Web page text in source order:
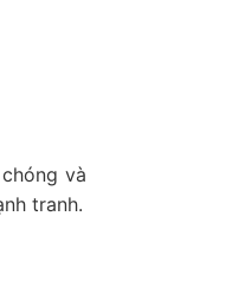
và
tranh.